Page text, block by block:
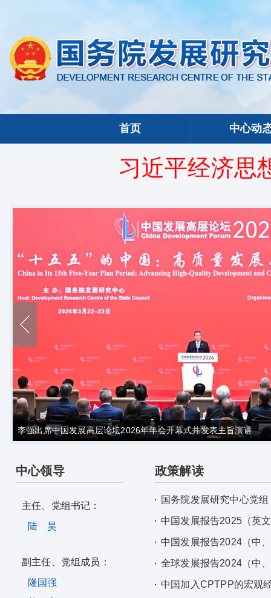
首页 中心动
习近平经济思
李强出席中国发展高层论坛2026年年会开幕式并发表主旨演讲
中心领导
主任、党组书记：
陆 昊
副主任、党组成员：
隆国强
政策解读
国务院发展研究中心党
中国发展报告2025（英
中国发展报告2024（中
全球发展报告2024（中
中国加入CPTPP的宏观